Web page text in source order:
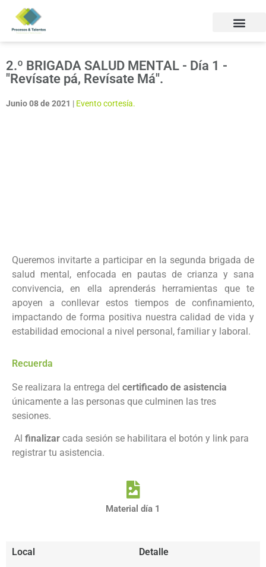
2.º BRIGADA SALUD MENTAL - Día 1 -
"Revísate pá, Revísate Má".
Junio 08 de 2021 | Evento cortesía.
Queremos invitarte a participar en la segunda brigada de
salud mental, enfocada en pautas de crianza y sana
convivencia, en ella aprenderás herramientas que te
apoyen a conllevar estos tiempos de confinamiento,
impactando de forma positiva nuestra calidad de vida y
estabilidad emocional a nivel personal, familiar y laboral.
Recuerda
Se realizara la entrega del certificado de asistencia
únicamente a las personas que culminen las tres
sesiones.
Al finalizar cada sesión se habilitara el botón y link para
registrar tu asistencia.
Material día 1
Local Detalle